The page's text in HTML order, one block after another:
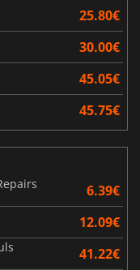
25.80€
30.00€
45.05€
45.75€
6.39€
12.09€
41.22€